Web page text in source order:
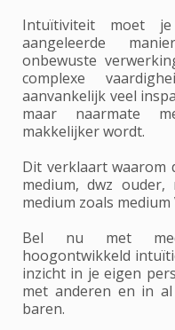
Intuïtiviteit moet
aangeleerde
onbewuste
complexe
aanvankelijk veel
maar naarmate
makkelijker wordt.
Dit verklaart waarom
medium, dwz ouder,
medium zoals medium
Bel nu met
hoogontwikkeld
inzicht in je eigen
met anderen en in
baren.